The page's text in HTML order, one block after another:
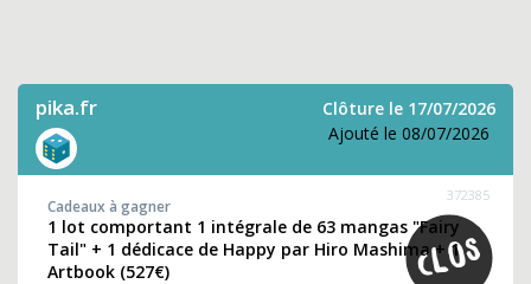
pika.fr
Clôture le 17/07/2026
Ajouté le 08/07/2026
372385
Cadeaux à gagner
1 lot comportant 1 intégrale de 63 mangas "Fairy
Tail" + 1 dédicace de Happy par Hiro Mashima + 1
Artbook (527€)